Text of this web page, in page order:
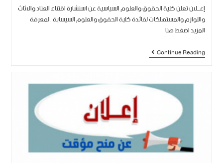
إعـــلان تعلن كلية الحقوق والعلوم السياسية عن استشارة اقتناء العتاد والاثاث
واللوازم والمستهلكات لفائدة كلية الحقوق والعلوم السيساية . لمعرفة
المزيد اضغط هنا
Continue Reading